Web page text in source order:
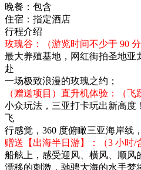
晚餐： 包含
住宿： 指定酒店
行程介绍
玫瑰谷：（游览时间不少于 90 分
最大养殖基地，网红街拍圣地亚
赴
一场极致浪漫的玫瑰之约；
（赠送项目）直升机体验：（飞
小众玩法，三亚打卡玩出新高度
飞
行感觉，360 度俯瞰三亚海岸线
赠送【出海半日游】：（3 小时/
船舷上，感受迎风、横风、顺风
漂移的刺激，驰骋大海的水手梦